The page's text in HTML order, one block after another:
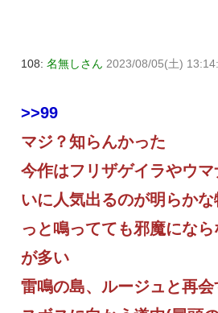
108: 名無しさん 2023/08/05(土)
>>99
マジ？知らんかった
今作はフリザゲイラやウ
いに人気出るのが明らか
っと鳴ってても邪魔にな
が多い
雷鳴の島、ルージュと再